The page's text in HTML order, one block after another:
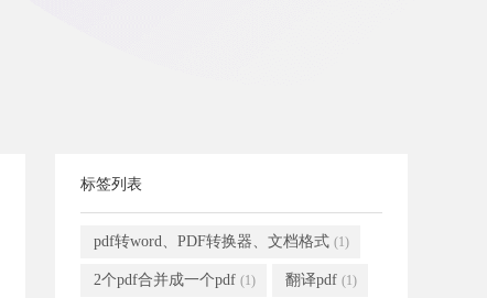
标签列表
pdf转word、PDF转换器、文档格式 (1)
2个pdf合并成一个pdf (1) 翻译pdf (1)